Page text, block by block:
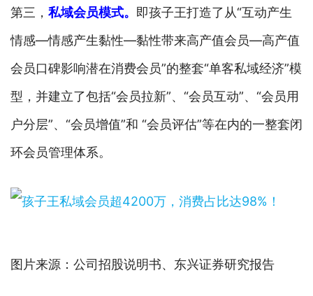
第三， 私域会员模式。 即孩子王打造了从“互动产生
情感—情感产生黏性—黏性带来高产值会员—高产值
会员口碑影响潜在消费会员”的整套“单客私域经济”模
型，并建立了包括“会员拉新”、“会员互动”、“会员用
户分层”、“会员增值”和 “会员评估”等在内的一整套闭
环会员管理体系。
图片来源：公司招股说明书、东兴证券研究报告